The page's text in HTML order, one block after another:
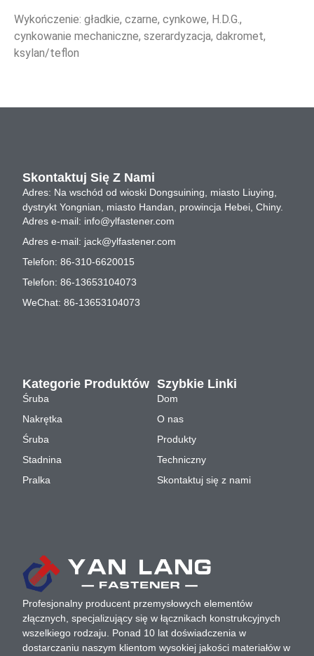
Wykończenie: gładkie, czarne, cynkowe, H.D.G.,
cynkowanie mechaniczne, szerardyzacja, dakromet,
ksylan/teflon
Profesjonalny producent przemysłowych elementów
złącznych, specjalizujący się w łącznikach konstrukcyjnych
wszelkiego rodzaju. Ponad 10 lat doświadczenia w
dostarczaniu naszym klientom wysokiej jakości materiałów w
Kategorie Produktów
Śruba
Nakrętka
Śruba
Stadnina
Pralka
Szybkie Linki
Dom
O nas
Produkty
Techniczny
Skontaktuj się z nami
Skontaktuj Się Z Nami
Adres: Na wschód od wioski Dongsuining, miasto Liuying,
dystrykt Yongnian, miasto Handan, prowincja Hebei, Chiny.
Adres e-mail: info@ylfastener.com
Adres e-mail: jack@ylfastener.com
Telefon: 86-310-6620015
Telefon: 86-13653104073
WeChat: 86-13653104073